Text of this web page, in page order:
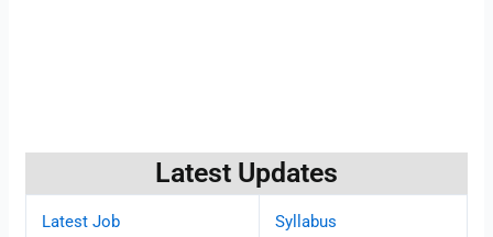
Latest Updates
Latest Job Syllabus